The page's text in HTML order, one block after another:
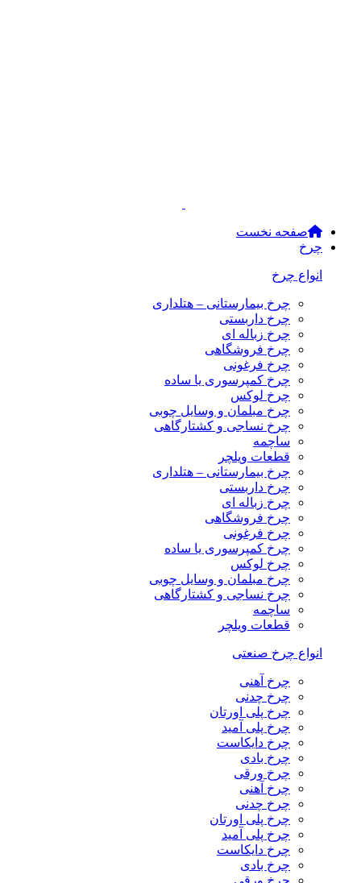
صفحه نخست
چرخ
انواع چرخ
چرخ بیمارستانی – هتلداری
چرخ داربستی
چرخ زباله ای
چرخ فروشگاهی
چرخ فرغونی
چرخ کمپرسوری یا ساده
چرخ لوکس
چرخ مبلمان و وسایل چوبی
چرخ نساجی و کشتارگاهی
ساچمه
قطعات ویلچر
چرخ بیمارستانی – هتلداری
چرخ داربستی
چرخ زباله ای
چرخ فروشگاهی
چرخ فرغونی
چرخ کمپرسوری یا ساده
چرخ لوکس
چرخ مبلمان و وسایل چوبی
چرخ نساجی و کشتارگاهی
ساچمه
قطعات ویلچر
انواع چرخ صنعتی
چرخ آهنی
چرخ چدنی
چرخ پلی اورتان
چرخ پلی آمید
چرخ دایکاست
چرخ بادی
چرخ ورقی
چرخ آهنی
چرخ چدنی
چرخ پلی اورتان
چرخ پلی آمید
چرخ دایکاست
چرخ بادی
چرخ ورقی